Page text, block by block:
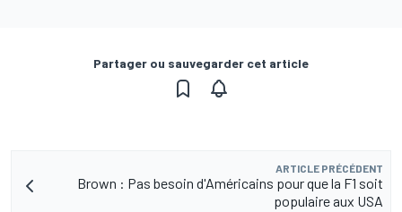
Partager ou sauvegarder cet article
ARTICLE PRÉCÉDENT
Brown : Pas besoin d'Américains pour que la F1 soit
populaire aux USA